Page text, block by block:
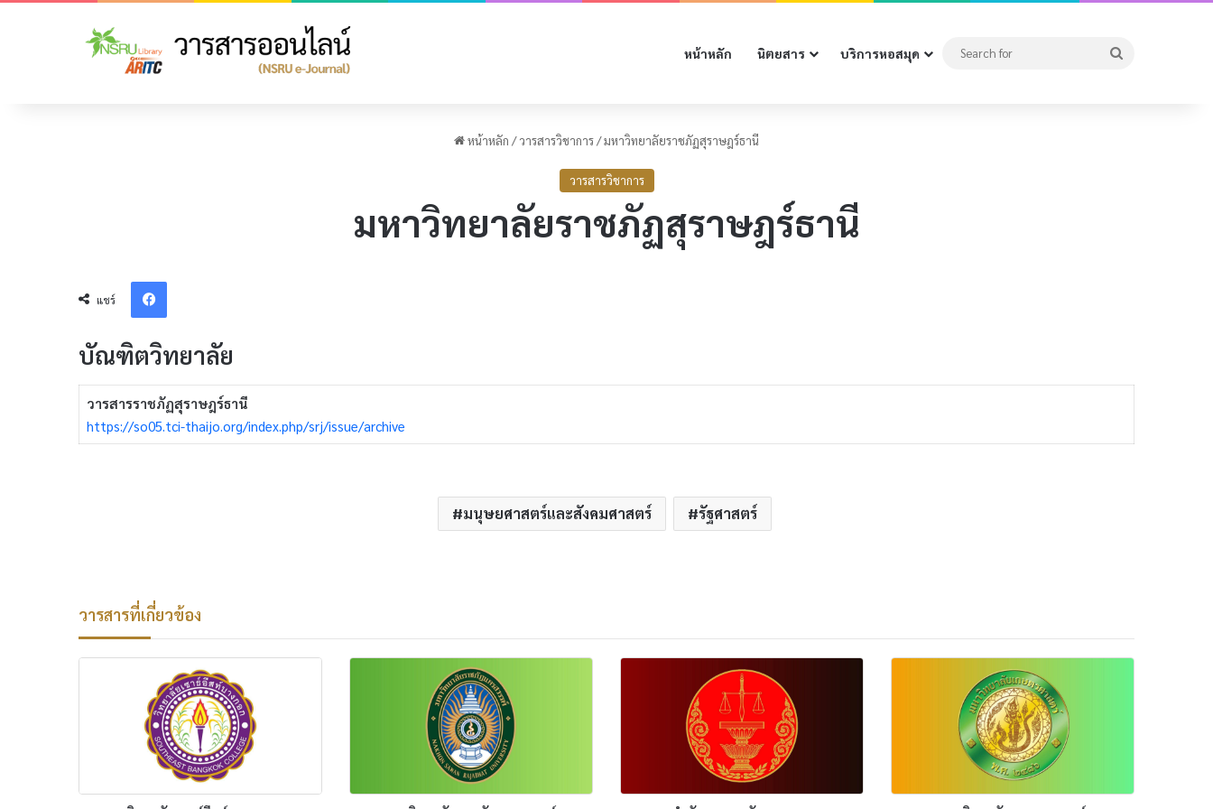
หน้าหลัก นิตยสาร บริการหอสมุด
หน้าหลัก / วารสารวิชาการ/มหาวิทยาลัยราชภัฏสุราษฎร์ธานี
วารสารวิชาการ
มหาวิทยาลัยราชภัฏสุราษฎร์ธานี
แชร์
Facebook
บัณฑิตวิทยาลัย
วารสารราชภัฏสุราษฎร์ธานี
https://so05.tci-thaijo.org/index.php/srj/issue/archive
มนุษยศาสตร์และสังคมศาสตร์ รัฐศาสตร์
วารสารที่เกี่ยวข้อง